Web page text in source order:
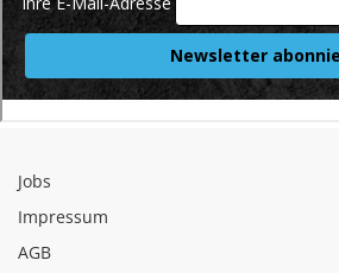
Jobs
Impressum
AGB